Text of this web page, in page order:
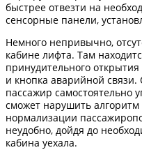
быстрее отвезти на
сенсорные панели,
Немного непривычно,
кабине лифта. Там
принудительного
и кнопка аварийной связи.
пассажир самостоятельно
сможет нарушить
нормализации
неудобно, дойдя до
кабина уехала.